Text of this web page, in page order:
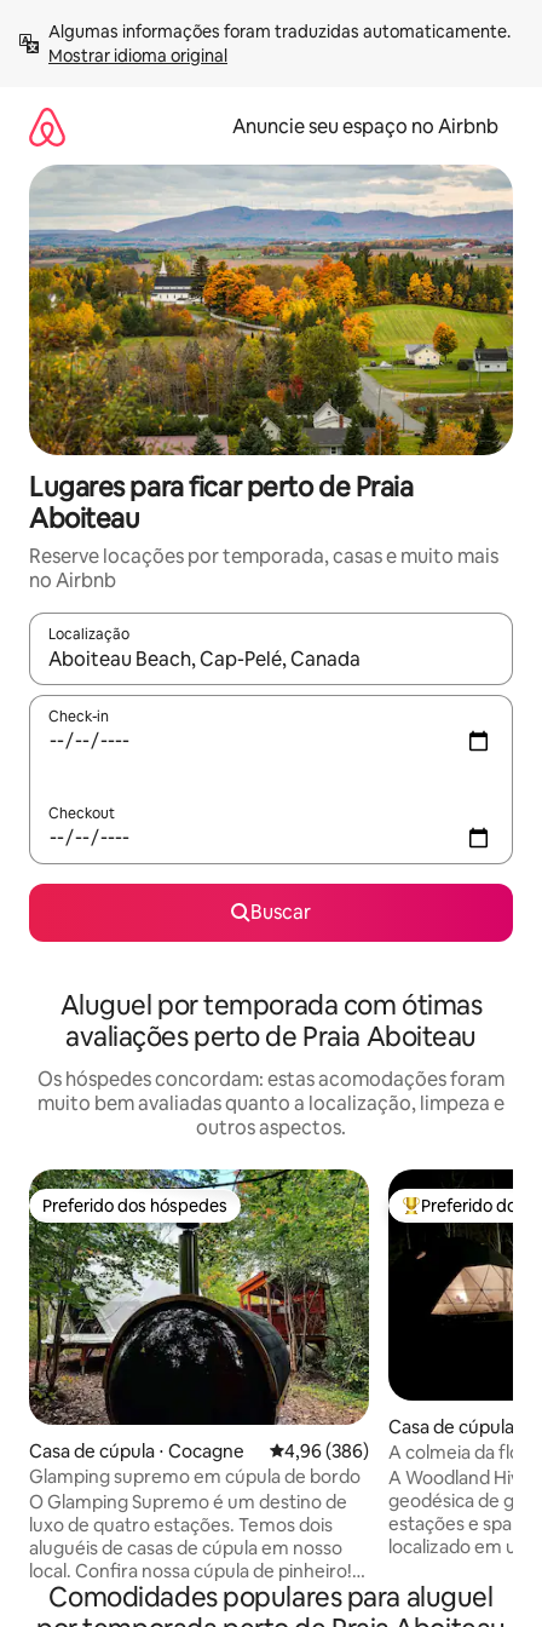
para
Mostrar idioma original
Anuncie seu espaço no Airbnb
Lugares para ficar perto de Praia
Aboiteau
Reserve locações por temporada, casas e muito mais
no Airbnb
Localização
Quando os resultados estiverem disponíveis, explore-os
Check-in
Checkout
Buscar
Aluguel por temporada com ótimas
avaliações perto de Praia Aboiteau
Os hóspedes concordam: estas acomodações foram
muito bem avaliadas quanto a localização, limpeza e
outros aspectos.
Preferido dos hóspedes
Preferido dos hóspedes
Casa de cúpula ⋅ Cocagne 4,96 de uma avaliação média de
4,96 (386)
Glamping supremo em cúpula de bordo
O Glamping Supremo é um destino de
luxo de quatro estações. Temos dois
aluguéis de casas de cúpula em nosso
local. Confira nossa cúpula de pinheiro!
Os hóspedes poderão desfrutar de
SAUNA PRIVADA, JACUZZI GRANDE
Entre os
Preferido dos
Casa de cúpula ⋅
h
A colmeia da
A Woodland Hive
geodésica de
estações e spa
localizado em
de hobby e
área de cozinha
Comodidades populares para aluguel